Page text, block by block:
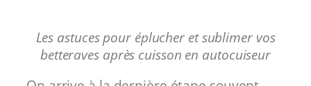
Les astuces pour éplucher et sublimer vos
betteraves après cuisson en autocuiseur